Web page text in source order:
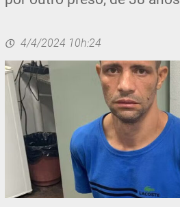
4/4/2024 10h:24